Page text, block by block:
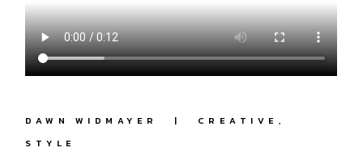
DAWN WIDMAYER
CREATIVE
STYLE